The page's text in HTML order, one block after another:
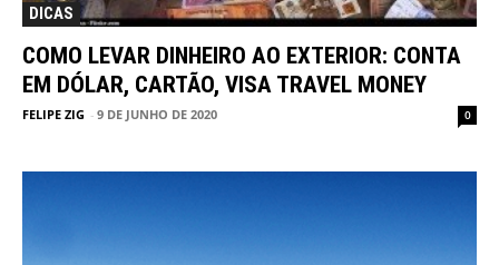
DICAS
COMO LEVAR DINHEIRO AO EXTERIOR: CONTA
EM DÓLAR, CARTÃO, VISA TRAVEL MONEY
FELIPE ZIG - 9 DE JUNHO DE 2020 0